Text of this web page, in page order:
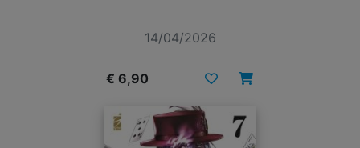
14/04/2026
€ 6,90